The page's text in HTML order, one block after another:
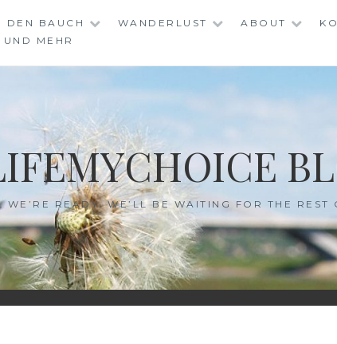
DEN BAUCH WANDERLUST ABOUT
MEHR
WE’RE READY, WE’LL BE WAITING FOR THE REST